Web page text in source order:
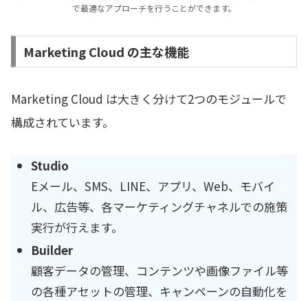
で最適なアプローチを行うことができます。
Marketing Cloud の主な機能
Marketing Cloud は大きく分けて2つのモジュールで
構成されています。
Studio
Eメール、SMS、LINE、アプリ、Web、モバイ
ル、広告等、各マーケティングチャネルでの施策
実行が行えます。
Builder
顧客データの管理、コンテンツや画像ファイル等
の各種アセットの管理、キャンペーンの自動化を